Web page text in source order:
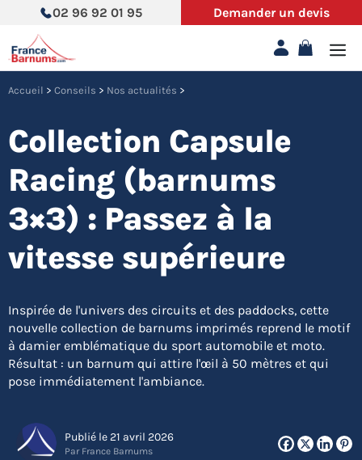
contenu
02 96 92 01 95 Demander un devis
Accueil > Conseils > Nos actualités >
Collection Capsule
Racing (barnums
3×3) : Passez à la
vitesse supérieure
Inspirée de l'univers des circuits et des paddocks, cette
nouvelle collection de barnums imprimés reprend le motif
à damier emblématique du sport automobile et moto.
Résultat : un barnum qui attire l'œil à 50 mètres et qui
pose immédiatement l'ambiance.
Publié le 21 avril 2026
Par France Barnums